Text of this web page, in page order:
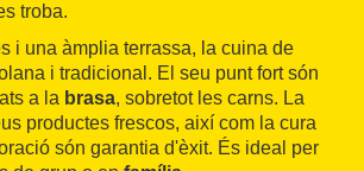
troba.
i una àmplia terrassa, la cuina de
i tradicional. El seu punt fort són
a la brasa, sobretot les carns. La
productes frescos, així com la cura
són garantia d'èxit. És ideal per